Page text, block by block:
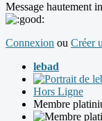
Message hautement
Connexion ou Créer
lebad
Hors Ligne
Membre